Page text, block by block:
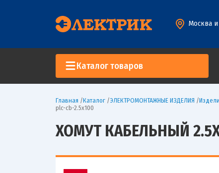
Москва и
Каталог товаров
Главная /Каталог /ЭЛЕКТРОМОНТАЖНЫЕ ИЗДЕЛИЯ /
plc-cb-2.5x100
ХОМУТ КАБЕЛЬНЫЙ